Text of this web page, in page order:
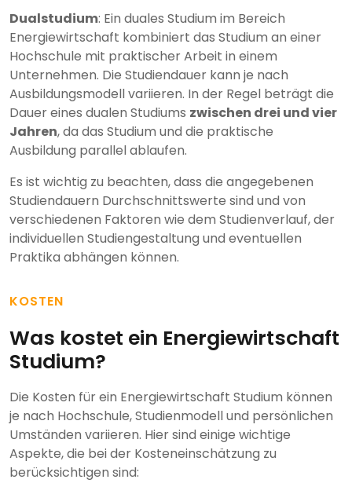
Dualstudium: Ein duales Studium im Bereich
Energiewirtschaft kombiniert das Studium an einer
Hochschule mit praktischer Arbeit in einem
Unternehmen. Die Studiendauer kann je nach
Ausbildungsmodell variieren. In der Regel beträgt die
Dauer eines dualen Studiums zwischen drei und vier
Jahren, da das Studium und die praktische
Ausbildung parallel ablaufen.
Es ist wichtig zu beachten, dass die angegebenen
Studiendauern Durchschnittswerte sind und von
verschiedenen Faktoren wie dem Studienverlauf, der
individuellen Studiengestaltung und eventuellen
Praktika abhängen können.
KOSTEN
Was kostet ein Energiewirtschaft
Studium?
Die Kosten für ein Energiewirtschaft Studium können
je nach Hochschule, Studienmodell und persönlichen
Umständen variieren. Hier sind einige wichtige
Aspekte, die bei der Kosteneinschätzung zu
berücksichtigen sind: